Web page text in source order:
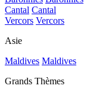
Cantal Cantal
Vercors Vercors
Asie
Maldives Maldives
Grands Thèmes